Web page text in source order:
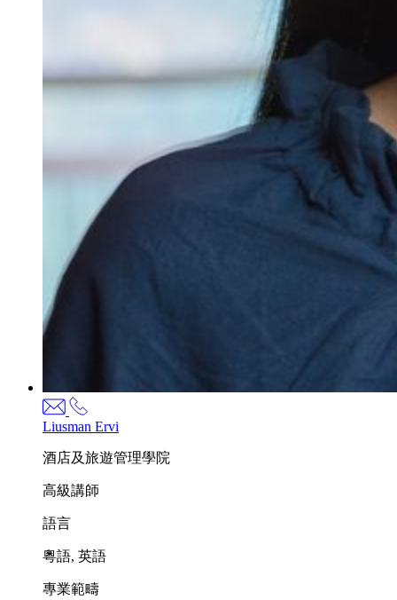
Liusman Ervi
酒店及旅遊管理學院
高級講師
語言
粵語, 英語
專業範疇